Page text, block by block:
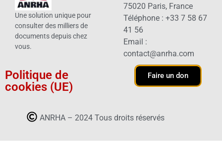
Une solution unique pour
consulter des milliers de
documents depuis chez
vous.
Politique de
cookies (UE)
75020 Paris, France
Téléphone : +33 7 58 67
41 56
Email :
contact@anrha.com
Faire un don
ANRHA – 2024 Tous droits réservés